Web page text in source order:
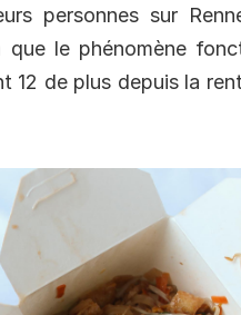
personnes sur
que le phénomène
12 de plus depuis la